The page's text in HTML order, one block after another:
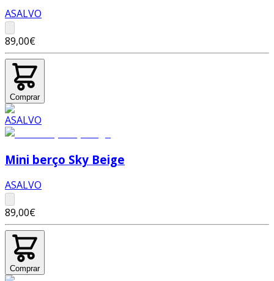
ASALVO
89,00€
Comprar
Mini berço Sky Beige
ASALVO
89,00€
Comprar